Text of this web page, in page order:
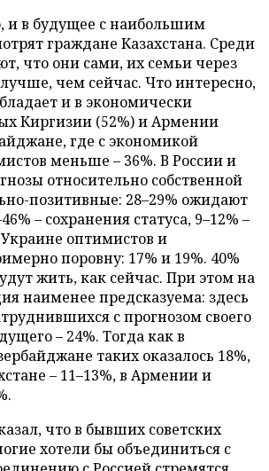
и в будущее с наибольшим
граждане Казахстана. Среди
что они сами, их семьи через
чем сейчас. Что интересно,
и в экономически
Киргизии (52%) и Армении
где с экономикой
меньше – 36%. В России и
относительно собственной
позитивные: 28–29% ожидают
– сохранения статуса, 9–12% –
оптимистов и
поровну: 17% и 19%. 40%
жить, как сейчас. При этом на
наименее предсказуема: здесь
с прогнозом своего
– 24%. Тогда как в
таких оказалось 18%,
– 11–13%, в Армении и
что в бывших советских
хотели бы объединиться с